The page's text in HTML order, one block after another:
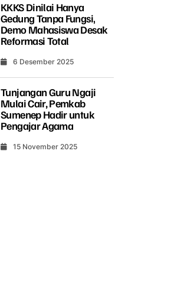
KKKS Dinilai Hanya
Gedung Tanpa Fungsi,
Demo Mahasiswa Desak
Reformasi Total
6 Desember 2025
Tunjangan Guru Ngaji
Mulai Cair, Pemkab
Sumenep Hadir untuk
Pengajar Agama
15 November 2025